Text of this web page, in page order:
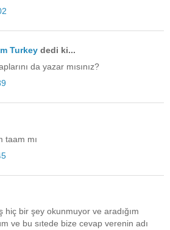
Turkey dedi ki...
da yazar mısınız?
taam mı
hiç bir şey okunmuyor ve aradığım
ve bu sıtede bize cevap verenin adı